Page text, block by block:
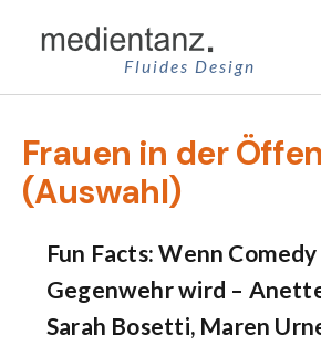
Inhalt
springen
Fluides Design
Frauen in der
(Auswahl)
Fun Facts: Wenn
Gegenwehr wird –
Sarah Bosetti, Maren